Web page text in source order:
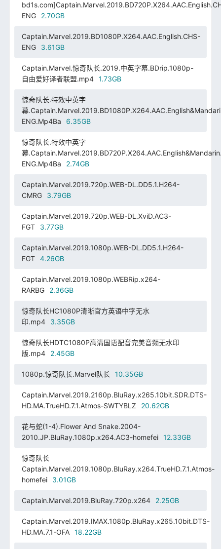
ENG
2.70GB
Captain.Marvel.2019.BD1080P.X264.AAC.English.CHS-
ENG
3.61GB
Captain.Marvel.惊奇队长.2019.中英字幕.BDrip.1080p-
自由爱好译者联盟.mp4
1.73GB
惊奇队长.特效中英字
幕
ENG.Mp4Ba
6.35GB
惊奇队长.特效中英字
幕
ENG.Mp4Ba
2.74GB
Captain.Marvel.2019.720p.WEB-DL.DD5.1.H264-
CMRG
3.79GB
Captain.Marvel.2019.720p.WEB-DL.XviD.AC3-
FGT
3.77GB
Captain.Marvel.2019.1080p.WEB-DL.DD5.1.H264-
FGT
4.26GB
Captain.Marvel.2019.1080p.WEBRip.x264-
RARBG
2.36GB
惊奇队长HC1080P清晰官方英语中字无水
印.mp4
3.35GB
惊奇队长HDTC1080P高清国语配音完美音频无水印
版.mp4
2.45GB
1080p.惊奇队长.Marvel队长 10.35GB
Captain.Marvel.2019.2160p.BluRay.x265.10bit.SDR.DTS-
HD.MA.TrueHD.7.1.Atmos-SWTYBLZ
20.62GB
花与蛇(1-4).Flower And Snake.2004-
2010.JP.BluRay.1080p.x264.AC3-homefei
12.33GB
惊奇队长
Captain.Marvel.2019.1080p.BluRay.x264.TrueHD.7.1.Atmos-
homefei
3.01GB
Captain.Marvel.2019.BluRay.720p.x264 2.25GB
Captain.Marvel.2019.IMAX.1080p.BluRay.x265.10bit.DTS-
HD.MA.7.1-OFA
18.22GB